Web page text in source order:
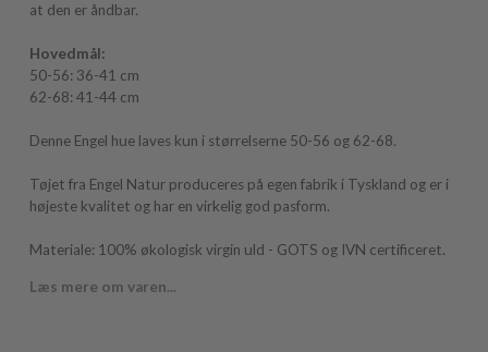
at den er åndbar.
Hovedmål:
50-56: 36-41 cm
62-68: 41-44 cm
Denne Engel hue laves kun i størrelserne 50-56 og 62-68.
Tøjet fra Engel Natur produceres på egen fabrik i Tyskland og er i
højeste kvalitet og har en virkelig god pasform.
Materiale: 100% økologisk virgin uld - GOTS og IVN certificeret.
Læs mere om varen...